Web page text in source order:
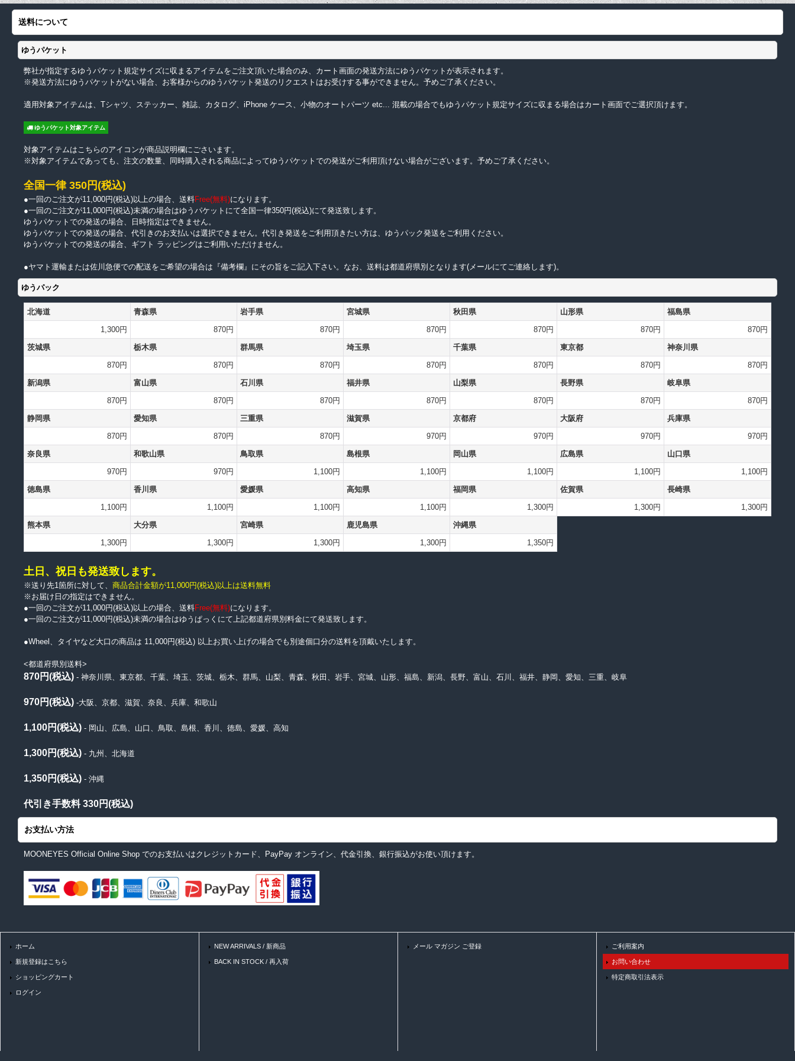
送料について
ゆうパケット
弊社が指定するゆうパケット規定サイズに収まるアイテムをご注文頂いた場合のみ、カート画面の発送方法にゆうパケットが表示されます。
※発送方法にゆうパケットがない場合、お客様からのゆうパケット発送のリクエストはお受けする事ができません。予めご了承ください。
適用対象アイテムは、Tシャツ、ステッカー、雑誌、カタログ、iPhone ケース、小物のオートパーツ etc... 混載の場合でもゆうパケット規定サイズに収まる場合はカート画面でご選択頂けます。
ゆうパケット対象アイテム
対象アイテムはこちらのアイコンが商品説明欄にごさいます。
※対象アイテムであっても、注文の数量、同時購入される商品によってゆうパケットでの発送がご利用頂けない場合がございます。予めご了承ください。
全国一律 350円(税込)
●一回のご注文が11,000円(税込)以上の場合、送料Free(無料)になります。
●一回のご注文が11,000円(税込)未満の場合はゆうパケットにて全国一律350円(税込)にて発送致します。
ゆうパケットでの発送の場合、日時指定はできません。
ゆうパケットでの発送の場合、代引きのお支払いは選択できません。代引き発送をご利用頂きたい方は、ゆうパック発送をご利用ください。
ゆうパケットでの発送の場合、ギフト ラッピングはご利用いただけません。
●ヤマト運輸または佐川急便での配送をご希望の場合は『備考欄』にその旨をご記入下さい。なお、送料は都道府県別となります(メールにてご連絡します)。
ゆうパック
北海道 青森県 岩手県 宮城県 秋田県 山形県
福島県
1,300円
870円 870円 870円 870円 870円
870円
茨城県
栃木県 群馬県 埼玉県 千葉県 東京都
神奈川県
870円
870円 870円 870円 870円 870円
870円
新潟県
富山県 石川県 福井県 山梨県 長野県
岐阜県
870円
870円 870円 870円 870円 870円
870円
静岡県
愛知県 三重県 滋賀県 京都府 大阪府
兵庫県
870円
870円 870円 970円 970円 970円
970円
奈良県
和歌山県 鳥取県 島根県 岡山県 広島県
山口県
970円
970円 1,100円 1,100円 1,100円 1,100円
1,100円
徳島県
香川県 愛媛県 高知県 福岡県 佐賀県
長崎県
1,100円
1,100円 1,100円 1,100円 1,300円 1,300円
1,300円
熊本県
大分県 宮崎県 鹿児島県
沖縄県
1,300円
1,300円 1,300円 1,300円 1,350円
土日、祝日も発送致します。
※送り先1箇所に対して、 商品合計金額が11,000円(税込)以上は送料無料
※お届け日の指定はできません。
●一回のご注文が11,000円(税込)以上の場合、送料Free(無料)になります。
●一回のご注文が11,000円(税込)未満の場合はゆうぱっくにて上記都道府県別料金にて発送致します。
●Wheel、タイヤなど大口の商品は 11,000円(税込) 以上お買い上げの場合でも別途個口分の送料を頂戴いたします。
<都道府県別送料>
870円(税込) - 神奈川県、東京都、千葉、埼玉、茨城、栃木、群馬、山梨、青森、秋田、岩手、宮城、山形、福島、新潟、長野、富山、石川、福井、静岡、愛知、三重、岐阜
970円(税込) -大阪、京都、滋賀、奈良、兵庫、和歌山
1,100円(税込) - 岡山、広島、山口、鳥取、島根、香川、徳島、愛媛、高知
1,300円(税込) - 九州、北海道
1,350円(税込) - 沖縄
代引き手数料 330円(税込)
お支払い方法
MOONEYES Official Online Shop でのお支払いはクレジットカード、PayPay オンライン、代金引換、銀行振込がお使い頂けます。
ホーム
新規登録はこちら
ショッピングカート
ログイン
NEW ARRIVALS / 新商品
BACK IN STOCK / 再入荷
メール マガジン ご登録 ご利用案内
お問い合わせ
特定商取引法表示